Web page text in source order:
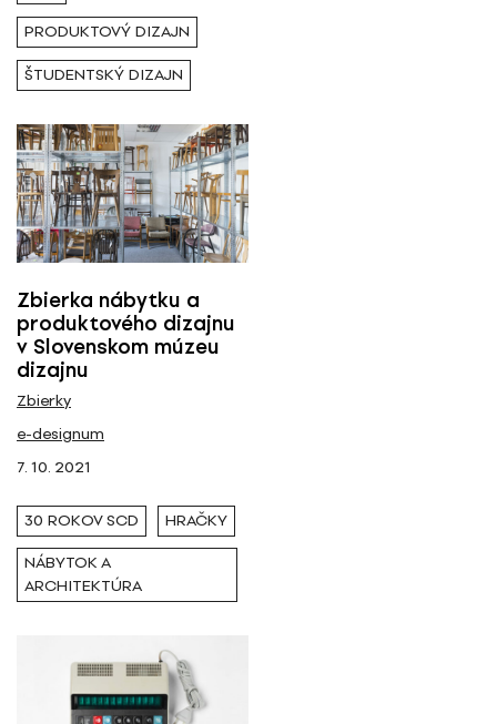
PRODUKTOVÝ DIZAJN
ŠTUDENTSKÝ DIZAJN
Zbierka nábytku a
produktového dizajnu
v Slovenskom múzeu
dizajnu
Zbierky
e-designum
7. 10. 2021
30 ROKOV SCD HRAČKY
NÁBYTOK A
ARCHITEKTÚRA